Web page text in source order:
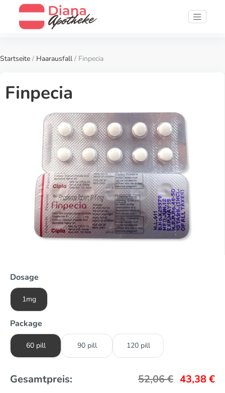
Startseite / Haarausfall / Finpecia
Finpecia
Dosage
1mg
Package
60 pill 90 pill 120 pill
Gesamtpreis: 52,06€ 43,38€